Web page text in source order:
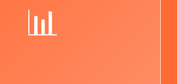
📊